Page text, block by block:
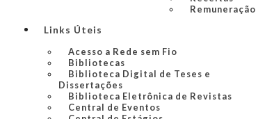
Remuneração
Links Úteis
Acesso a Rede sem Fio
Bibliotecas
Biblioteca Digital de Teses e
Dissertações
Biblioteca Eletrônica de Revistas
Central de Eventos